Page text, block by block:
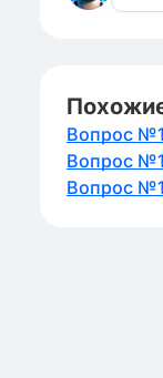
Вопрос
Вопрос
Вопрос